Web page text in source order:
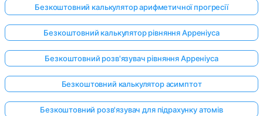
Поки
немає
своє
Безкоштовний калькулятор арифметичної прогресії
Безкоштовний калькулятор рівняння Арреніуса
Безкоштовний розв'язувач рівняння Арреніуса
Безкоштовний калькулятор асимптот
Безкоштовний розв'язувач для підрахунку атомів